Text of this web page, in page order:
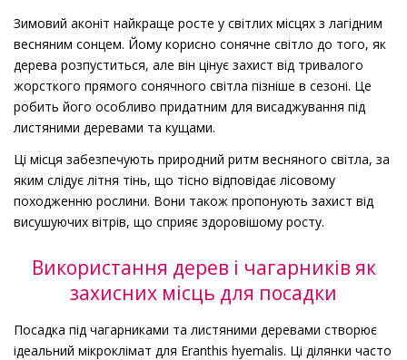
Зимовий аконіт найкраще росте у світлих місцях з лагідним
весняним сонцем. Йому корисно сонячне світло до того, як
дерева розпуститься, але він цінує захист від тривалого
жорсткого прямого сонячного світла пізніше в сезоні. Це
робить його особливо придатним для висаджування під
листяними деревами та кущами.
Ці місця забезпечують природний ритм весняного світла, за
яким слідує літня тінь, що тісно відповідає лісовому
походженню рослини. Вони також пропонують захист від
висушуючих вітрів, що сприяє здоровішому росту.
Використання дерев і чагарників як
захисних місць для посадки
Посадка під чагарниками та листяними деревами створює
ідеальний мікроклімат для Eranthis hyemalis. Ці ділянки часто